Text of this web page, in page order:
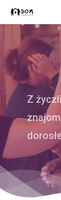
Skip
to
content
Z